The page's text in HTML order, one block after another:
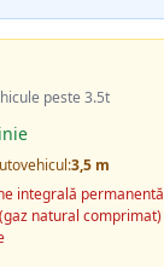
peste 3.5t
3,5 m
integrală permanentă
natural comprimat)